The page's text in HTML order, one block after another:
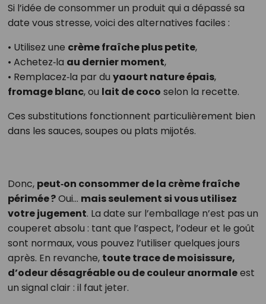
Si l’idée de consommer un produit qui a dépassé sa
date vous stresse, voici des alternatives faciles :
• Utilisez une crème fraîche plus petite,
• Achetez‑la au dernier moment,
• Remplacez‑la par du yaourt nature épais,
fromage blanc, ou lait de coco selon la recette.
Ces substitutions fonctionnent particulièrement bien
dans les sauces, soupes ou plats mijotés.
Donc, peut‑on consommer de la crème fraîche
périmée ?Oui… mais seulement si vous utilisez
votre jugement. La date sur l’emballage n’est pas un
couperet absolu : tant que l’aspect, l’odeur et le goût
sont normaux, vous pouvez l’utiliser quelques jours
après. En revanche, toute trace de moisissure,
d’odeur désagréable ou de couleur anormaleest
un signal clair : il faut jeter.